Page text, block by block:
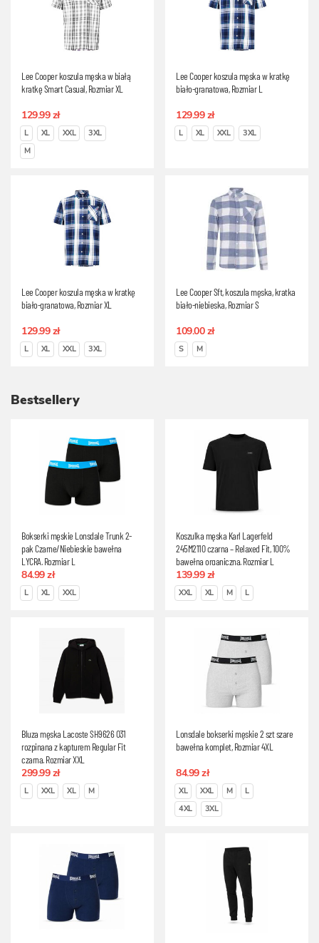
Lee Cooper koszula męska w białą
kratkę Smart Casual, Rozmiar XL
129.99 zł
L XL XXL
3XL
M
Lee Cooper koszula męska w kratkę
biało-granatowa, Rozmiar L
129.99 zł
L XL XXL 3XL
Lee Cooper koszula męska w kratkę
biało-granatowa, Rozmiar XL
129.99 zł
L XL XXL 3XL
Lee Cooper Sft, koszula męska, kratka
biało-niebieska, Rozmiar S
109.00 zł
S M
Bestsellery
Bokserki męskie Lonsdale Trunk 2-
pak Czarne/Niebieskie bawełna
LYCRA, Rozmiar L
84.99 zł
L XL XXL
Koszulka męska Karl Lagerfeld
245M2110 czarna – Relaxed Fit, 100%
bawełna organiczna, Rozmiar L
139.99 zł
XXL XL M L
Bluza męska Lacoste SH9626 031
rozpinana z kapturem Regular Fit
czarna, Rozmiar XXL
299.99 zł
L XXL XL M
Lonsdale bokserki męskie 2 szt szare
bawełna komplet, Rozmiar 4XL
84.99 zł
XL XXL M
L
4XL
3XL